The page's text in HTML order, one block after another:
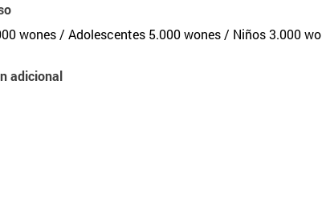
wones / Adolescentes 5.000 wones / Niños 3.000
adicional